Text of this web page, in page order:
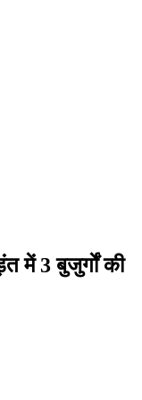
में 3 बुजुर्गाें की